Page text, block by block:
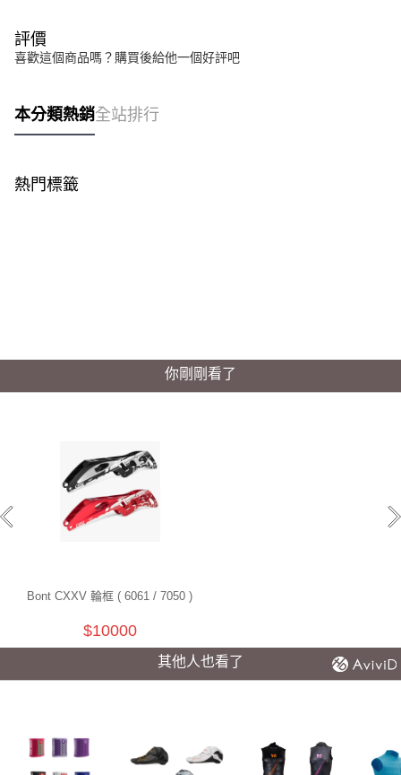
評價
喜歡這個商品嗎？購買後給他一個好評吧
本分類熱銷全站排行
熱門標籤
你剛剛看了
Bont CXXV 輪框 ( 6061 / 7050 )
$10000
其他人也看了